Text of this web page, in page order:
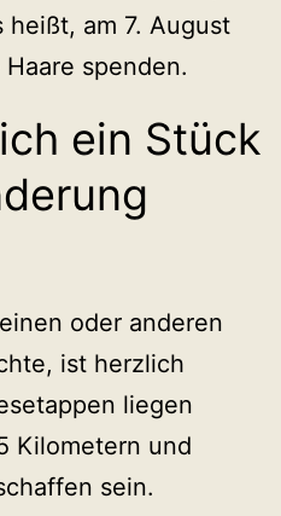
heißt, am 7. August
spenden.
ein Stück
oder anderen
ist herzlich
liegen
Kilometern und
sein.